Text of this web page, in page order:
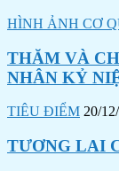
HÌNH ẢNH CƠ
THĂM VÀ
NHÂN KỶ
TIÊU ĐIỂM 20/
TƯƠNG LAI